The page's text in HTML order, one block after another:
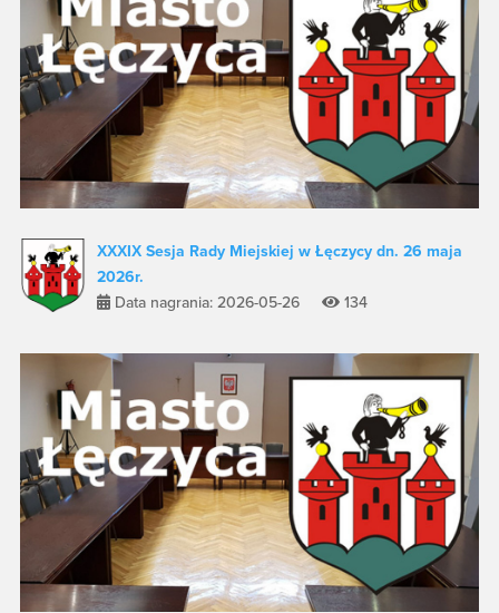
XXXIX Sesja Rady Miejskiej w Łęczycy dn. 26 maja
2026r.
Data nagrania: 2026-05-26
134